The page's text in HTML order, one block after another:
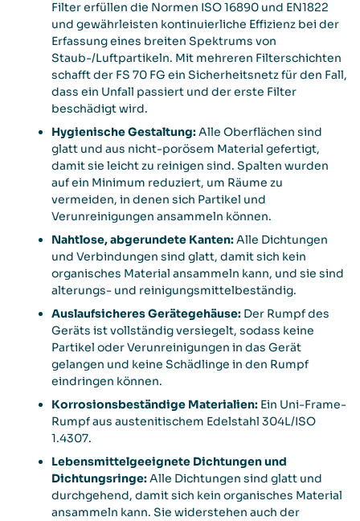
Filter erfüllen die Normen ISO 16890 und EN1822
und gewährleisten kontinuierliche Effizienz bei der
Erfassung eines breiten Spektrums von
Staub-/Luftpartikeln. Mit mehreren Filterschichten
schafft der FS 70 FG ein Sicherheitsnetz für den Fall,
dass ein Unfall passiert und der erste Filter
beschädigt wird.
Hygienische Gestaltung:Alle Oberflächen sind
glatt und aus nicht-porösem Material gefertigt,
damit sie leicht zu reinigen sind. Spalten wurden
auf ein Minimum reduziert, um Räume zu
vermeiden, in denen sich Partikel und
Verunreinigungen ansammeln können.
Nahtlose, abgerundete Kanten:Alle Dichtungen
und Verbindungen sind glatt, damit sich kein
organisches Material ansammeln kann, und sie sind
alterungs- und reinigungsmittelbeständig.
Auslaufsicheres Gerätegehäuse: Der Rumpf des
Geräts ist vollständig versiegelt, sodass keine
Partikel oder Verunreinigungen in das Gerät
gelangen und keine Schädlinge in den Rumpf
eindringen können.
Korrosionsbeständige Materialien: Ein Uni-Frame-
Rumpf aus austenitischem Edelstahl 304L/ISO
1.4307.
Lebensmittelgeeignete Dichtungen und
Dichtungsringe:Alle Dichtungen sind glatt und
durchgehend, damit sich kein organisches Material
ansammeln kann. Sie widerstehen auch der